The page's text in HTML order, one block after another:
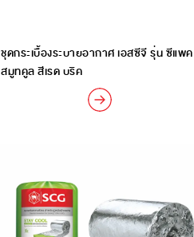
ชุดกระเบื้องระบายอากาศ เอสซีจี รุ่น ซีแพค
สมูทคูล สีเรด บริค